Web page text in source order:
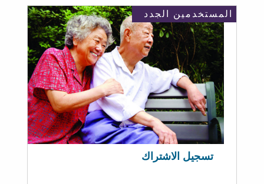
المستخدمين الجدد
تسجيل الاشتراك